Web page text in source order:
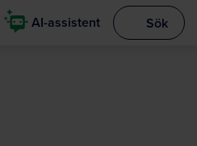
AI-assistent Visa
Sök